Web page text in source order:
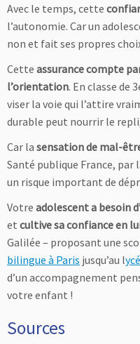
Avec le temps, cette
l’autonomie. Car un
non et fait ses propres
Cette assurance compte
l’orientation. En classe de
viser la voie qui l’attire
durable peut nourrir le
Car la sensation de mal-
Santé publique France, par
un risque important de
Votre adolescent a besoin
et cultive sa confiance en
Galilée – proposant une
bilingue à Paris jusqu’au l
d’un accompagnement
votre enfant !
Sources